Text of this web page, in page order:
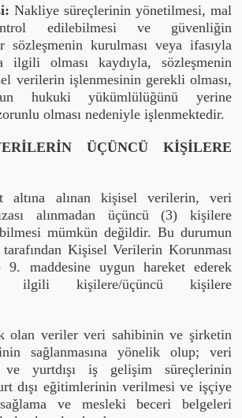
Nakliye süreçlerinin yönetilmesi, mal
edilebilmesi ve güvenliğin
sözleşmenin kurulması veya ifasıyla
ilgili olması kaydıyla, sözleşmenin
verilerin işlenmesinin gerekli olması,
hukuki yükümlülüğünü yerine
olması nedeniyle işlenmektedir.
ÜÇÜNCÜ KİŞİLERE
altına alınan kişisel verilerin, veri
alınmadan üçüncü (3) kişilere
mümkün değildir. Bu durumun
Kişisel Verilerin Korunması
maddesine uygun hareket ederek
ilgili kişilere/üçüncü kişilere
olan veriler veri sahibinin ve şirketin
sağlanmasına yönelik olup; veri
ve yurtdışı iş gelişim süreçlerinin
dışı eğitimlerinin verilmesi ve işçiye
ve mesleki beceri belgeleri